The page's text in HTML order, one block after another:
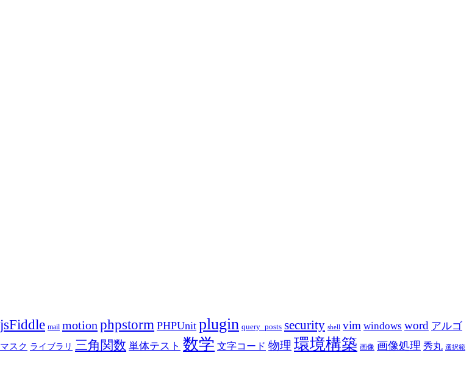
jsFiddle mail motion phpstorm PHPUnit plugin query_posts security shell vim windows word アルゴ
マスク ライブラリ 三角関数 単体テスト 数学 文字コード 物理 環境構築 画像 画像処理 秀丸 選択範